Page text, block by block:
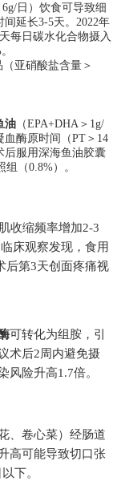
日）饮食可导致细
延长3-5天。2022年
每日碳水化合物摄入
亚硝酸盐含量＞
油（EPA+DHA＞1g/
酶原时间（PT＞14
后服用深海鱼油胶囊
（0.8%）。
收缩频率增加2-3
床观察发现，食用
后第3天创面疼痛视
可转化为组胺，引
术后2周内避免摄
风险升高1.7倍。
、卷心菜）经肠道
高可能导致切口张
下。